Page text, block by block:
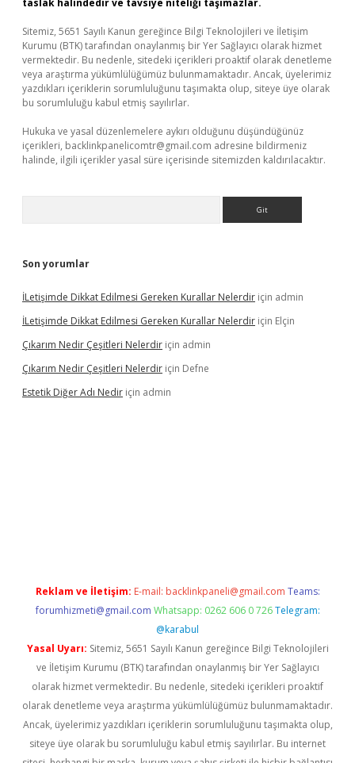
taslak halindedir ve tavsiye niteliği taşımazlar.
Sitemiz, 5651 Sayılı Kanun gereğince Bilgi Teknolojileri ve İletişim
Kurumu (BTK) tarafından onaylanmış bir Yer Sağlayıcı olarak hizmet
vermektedir. Bu nedenle, sitedeki içerikleri proaktif olarak denetleme
veya araştırma yükümlülüğümüz bulunmamaktadır. Ancak, üyelerimiz
yazdıkları içeriklerin sorumluluğunu taşımakta olup, siteye üye olarak
bu sorumluluğu kabul etmiş sayılırlar.
Hukuka ve yasal düzenlemelere aykırı olduğunu düşündüğünüz
içerikleri, backlinkpanelicomtr@gmail.com adresine bildirmeniz
halinde, ilgili içerikler yasal süre içerisinde sitemizden kaldırılacaktır.
Son yorumlar
İLetişimde Dikkat Edilmesi Gereken Kurallar Nelerdir için admin
İLetişimde Dikkat Edilmesi Gereken Kurallar Nelerdir için Elçin
Çıkarım Nedir Çeşitleri Nelerdir için admin
Çıkarım Nedir Çeşitleri Nelerdir için Defne
Estetik Diğer Adı Nedir için admin
Reklam ve İletişim: E-mail: backlinkpaneli@gmail.com Teams:
forumhizmeti@gmail.com Whatsapp: 0262 606 0 726 Telegram:
@karabul
Yasal Uyarı: Sitemiz, 5651 Sayılı Kanun gereğince Bilgi Teknolojileri
ve İletişim Kurumu (BTK) tarafından onaylanmış bir Yer Sağlayıcı
olarak hizmet vermektedir. Bu nedenle, sitedeki içerikleri proaktif
olarak denetleme veya araştırma yükümlülüğümüz bulunmamaktadır.
Ancak, üyelerimiz yazdıkları içeriklerin sorumluluğunu taşımakta olup,
siteye üye olarak bu sorumluluğu kabul etmiş sayılırlar. Bu internet